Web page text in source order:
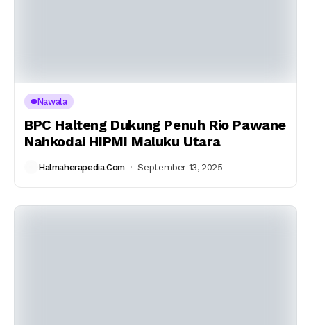
Nawala
BPC Halteng Dukung Penuh Rio Pawane
Nahkodai HIPMI Maluku Utara
Halmaherapedia.com September 13, 2025